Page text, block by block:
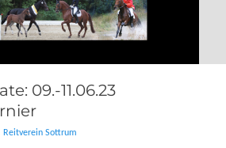
09.-11.06.23
Reitverein Sottrum